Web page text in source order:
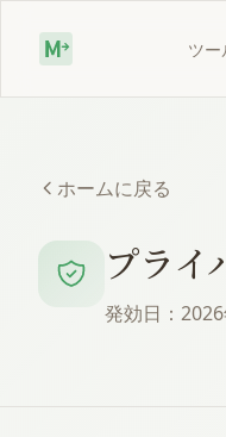
ツー
ホームに戻る
プライ
発効日：